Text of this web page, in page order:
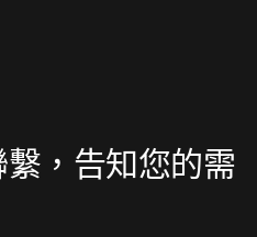
，告知您的需